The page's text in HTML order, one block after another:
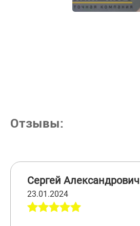
Отзывы:
Сергей Александрович
23.01.2024